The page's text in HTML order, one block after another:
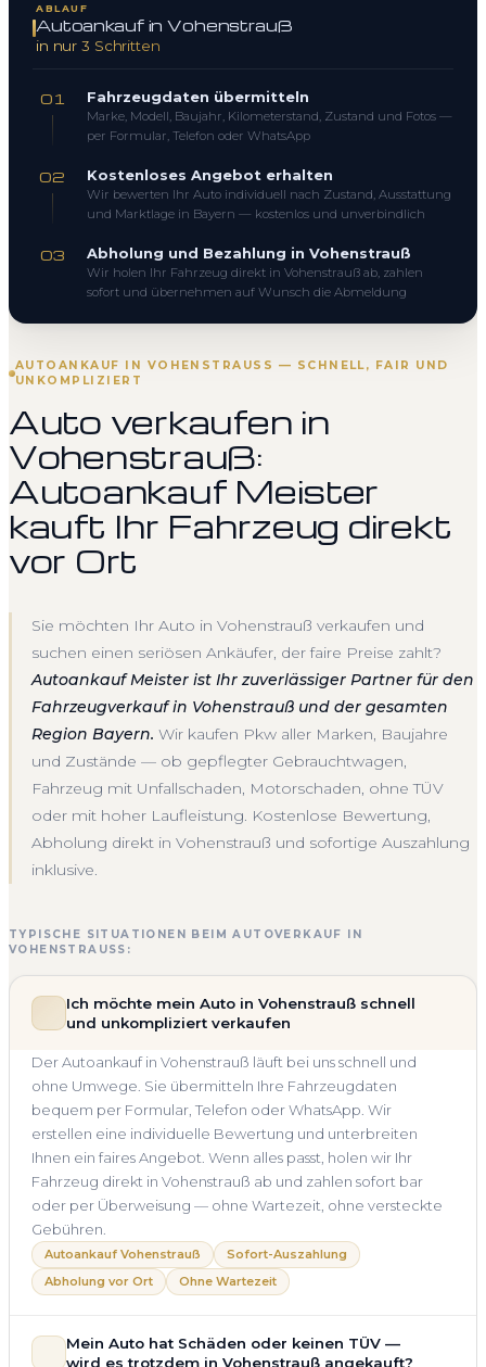
AUTOANKAUF IN VOHENSTRAUSS — SCHNELL, FAIR UND U
NKOMPLIZIERT
Auto verkaufen in
Vohenstrauß:
Autoankauf Meister
kauft Ihr Fahrzeug direkt
vor Ort
Sie möchten Ihr Auto in Vohenstrauß verkaufen und
suchen einen seriösen Ankäufer, der faire Preise zahlt?
Autoankauf Meister ist Ihr zuverlässiger Partner für den
Fahrzeugverkauf in Vohenstrauß und der gesamten
Region Bayern. Wir kaufen Pkw aller Marken, Baujahre
und Zustände — ob gepflegter Gebrauchtwagen,
Fahrzeug mit Unfallschaden, Motorschaden, ohne TÜV
oder mit hoher Laufleistung. Kostenlose Bewertung,
Abholung direkt in Vohenstrauß und sofortige Auszahlung
inklusive.
TYPISCHE SITUATIONEN BEIM AUTOVERKAUF IN
VOHENSTRAUSS:
Ich möchte mein Auto in Vohenstrauß schnell
und unkompliziert verkaufen
Der Autoankauf in Vohenstrauß läuft bei uns schnell und
ohne Umwege. Sie übermitteln Ihre Fahrzeugdaten
bequem per Formular, Telefon oder WhatsApp. Wir
erstellen eine individuelle Bewertung und unterbreiten
Ihnen ein faires Angebot. Wenn alles passt, holen wir Ihr
Fahrzeug direkt in Vohenstrauß ab und zahlen sofort bar
oder per Überweisung — ohne Wartezeit, ohne versteckte
Gebühren.
Autoankauf Vohenstrauß
Sofort-Auszahlung
Abholung vor Ort
Ohne Wartezeit
Mein Auto hat Schäden oder keinen TÜV —
wird es trotzdem in Vohenstrauß angekauft?
ABLAUF
Autoankauf in Vohenstrauß
in nur 3 Schritten
01 Fahrzeugdaten übermitteln
Marke, Modell, Baujahr, Kilometerstand, Zustand und Fotos —
per Formular, Telefon oder WhatsApp
02 Kostenloses Angebot erhalten
Wir bewerten Ihr Auto individuell nach Zustand, Ausstattung
und Marktlage in Bayern — kostenlos und unverbindlich
03 Abholung und Bezahlung in Vohenstrauß
Wir holen Ihr Fahrzeug direkt in Vohenstrauß ab, zahlen
sofort und übernehmen auf Wunsch die Abmeldung